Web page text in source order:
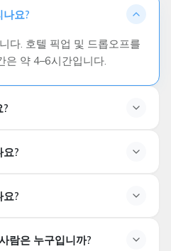
요?
다. 호텔 픽업 및 드롭오프를
은 약 4–6시간입니다.
?
괴레메, 우치히사르, 차부신,
?
, 모든 수수료는전액 환불됩
람은 누구입니까?